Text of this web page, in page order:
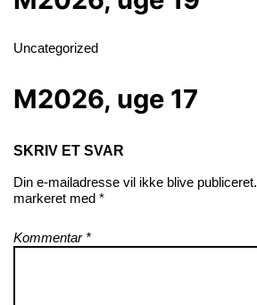
Uncategorized
M2026, uge 17
SKRIV ET SVAR
Din e-mailadresse vil ikke blive publiceret.
markeret med *
Kommentar *